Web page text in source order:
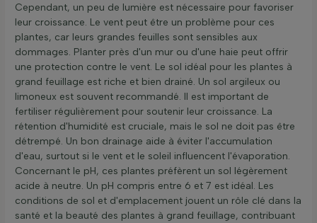
Cependant, un peu de lumière est nécessaire pour favoriser
leur croissance. Le vent peut être un problème pour ces
plantes, car leurs grandes feuilles sont sensibles aux
dommages. Planter près d'un mur ou d'une haie peut offrir
une protection contre le vent. Le sol idéal pour les plantes à
grand feuillage est riche et bien drainé. Un sol argileux ou
limoneux est souvent recommandé. Il est important de
fertiliser régulièrement pour soutenir leur croissance. La
rétention d'humidité est cruciale, mais le sol ne doit pas être
détrempé. Un bon drainage aide à éviter l'accumulation
d'eau, surtout si le vent et le soleil influencent l'évaporation.
Concernant le pH, ces plantes préfèrent un sol légèrement
acide à neutre. Un pH compris entre 6 et 7 est idéal. Les
conditions de sol et d'emplacement jouent un rôle clé dans la
santé et la beauté des plantes à grand feuillage, contribuant